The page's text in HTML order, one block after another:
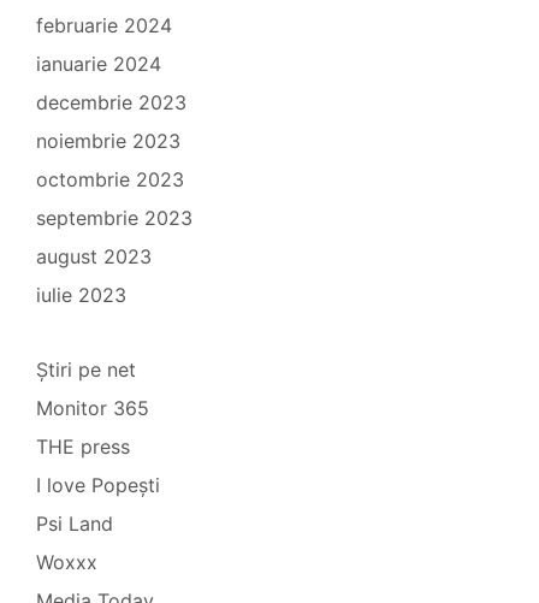
februarie 2024
ianuarie 2024
decembrie 2023
noiembrie 2023
octombrie 2023
septembrie 2023
august 2023
iulie 2023
Știri pe net
Monitor 365
THE press
I love Popești
Psi Land
Woxxx